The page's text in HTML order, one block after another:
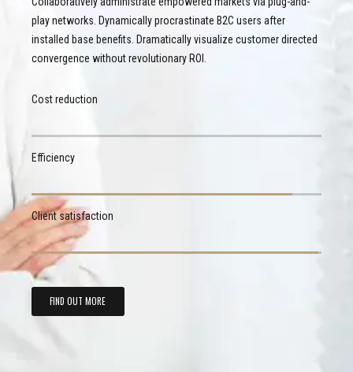
Collaboratively administrate empowered markets via plug-and-
play networks. Dynamically procrastinate B2C users after
installed base benefits. Dramatically visualize customer directed
convergence without revolutionary ROI.
Efficiency
Client satisfaction